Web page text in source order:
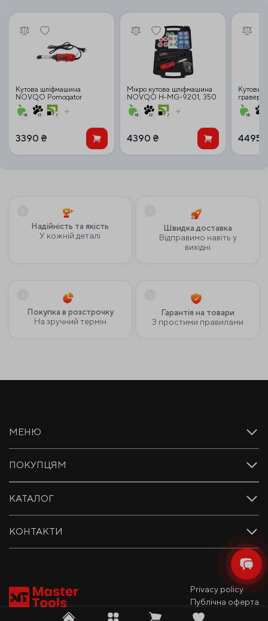
Кутова шліфмашина
NOVQO Pomogator
(гравер) 350 Вт, 3000–
15000 об/хв
3390 ₴
Мікро кутова шліфмашина
NOVQO H-MG-9201, 350
Вт, 3000–15000 об/хв, з
набором дисків
4390 ₴
Кутовий
гравер
100W,
4495
Надійність та якість
У кожній деталі
Швидка доставка
Відправимо навіть у
вихідні
Покупка в розстрочку
На зручний термін
Гарантія на товари
З простими правилами
КАТАЛОГ
ПОКУПЦЯМ
МЕНЮ
КОНТАКТИ
Privacy policy
Публічна оферта